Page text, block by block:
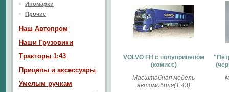
VOLVO FH с полуприцепом
(комисс)
Масштабная модель
автомобиля(1:43)
Иномарки
Прочие
Наш Aвтопром
Наши Грузовики
Тракторы 1:43
Прицепы и аксессуары
Умелым ручкам